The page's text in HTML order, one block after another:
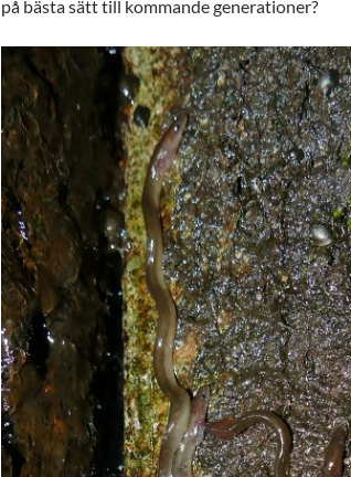
på bästa sätt till kommande generationer?